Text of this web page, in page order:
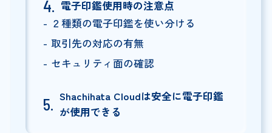
電子印鑑使用時の注意点
２種類の電子印鑑を使い分ける
取引先の対応の有無
セキュリティ面の確認
Shachihata Cloudは安全に電子印鑑
が使用できる